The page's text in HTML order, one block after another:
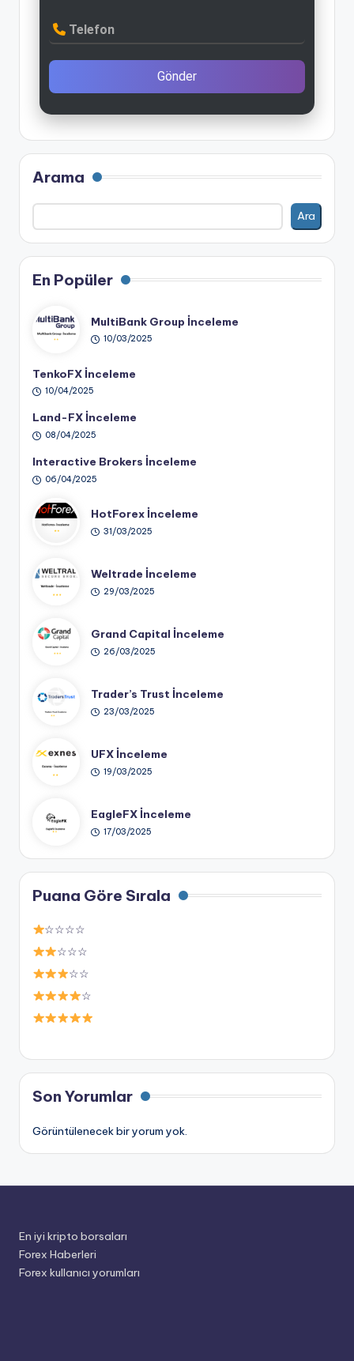
Telefon
Gönder
Arama
Ara
En Popüler
MultiBank Group İnceleme
10/03/2025
TenkoFX İnceleme
10/04/2025
Land-FX İnceleme
08/04/2025
Interactive Brokers İnceleme
06/04/2025
HotForex İnceleme
31/03/2025
Weltrade İnceleme
29/03/2025
Grand Capital İnceleme
26/03/2025
Trader’s Trust İnceleme
23/03/2025
UFX İnceleme
19/03/2025
EagleFX İnceleme
17/03/2025
Puana Göre Sırala
☆☆☆☆
☆☆☆
☆☆
☆
Son Yorumlar
Görüntülenecek bir yorum yok.
En iyi kripto borsaları
Forex Haberleri
Forex kullanıcı yorumları